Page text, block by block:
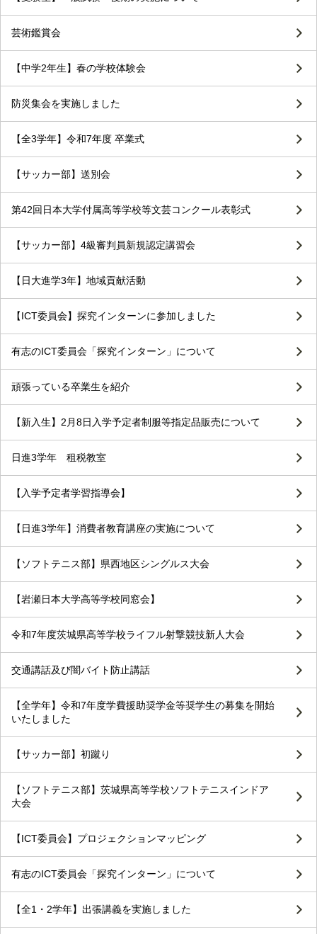
芸術鑑賞会
【中学2年生】春の学校体験会
防災集会を実施しました
【全3学年】令和7年度 卒業式
【サッカー部】送別会
第42回日本大学付属高等学校等文芸コンクール表彰式
【サッカー部】4級審判員新規認定講習会
【日大進学3年】地域貢献活動
【ICT委員会】探究インターンに参加しました
有志のICT委員会「探究インターン」について
頑張っている卒業生を紹介
【新入生】2月8日入学予定者制服等指定品販売について
日進3学年 租税教室
【入学予定者学習指導会】
【日進3学年】消費者教育講座の実施について
【ソフトテニス部】県西地区シングルス大会
【岩瀬日本大学高等学校同窓会】
令和7年度茨城県高等学校ライフル射撃競技新人大会
交通講話及び闇バイト防止講話
【全学年】令和7年度学費援助奨学金等奨学生の募集を開始
いたしました
【サッカー部】初蹴り
【ソフトテニス部】茨城県高等学校ソフトテニスインドア
大会
【ICT委員会】プロジェクションマッピング
有志のICT委員会「探究インターン」について
【全1・2学年】出張講義を実施しました